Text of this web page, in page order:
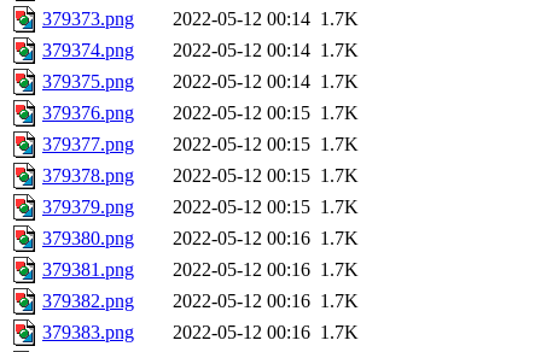
379373.png
2022-05-12 00:14 1.7K
379374.png
2022-05-12 00:14 1.7K
379375.png
2022-05-12 00:14 1.7K
379376.png
2022-05-12 00:15 1.7K
379377.png
2022-05-12 00:15 1.7K
379378.png
2022-05-12 00:15 1.7K
379379.png
2022-05-12 00:15 1.7K
379380.png
2022-05-12 00:16 1.7K
379381.png
2022-05-12 00:16 1.7K
379382.png
2022-05-12 00:16 1.7K
379383.png
2022-05-12 00:16 1.7K